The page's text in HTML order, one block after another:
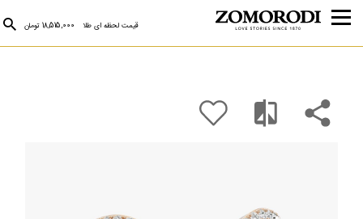
قیمت لحظه ای طلا 18,515,000 تومان